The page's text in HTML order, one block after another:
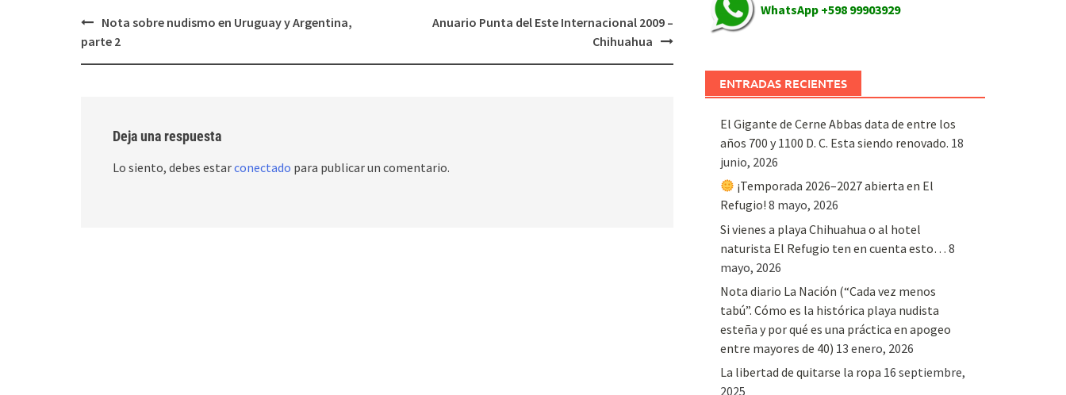
Post
navigation
Nota sobre nudismo en Uruguay y Argentina,
parte 2
Anuario Punta del Este Internacional 2009 –
Chihuahua
Deja una respuesta
Lo siento, debes estarconectado para publicar un comentario.
WhatsApp +598 99903929
ENTRADAS RECIENTES
El Gigante de Cerne Abbas data de entre los
años 700 y 1100 D. C. Esta siendo renovado. 18
junio, 2026
¡Temporada 2026–2027 abierta en El
Refugio! 8 mayo, 2026
Si vienes a playa Chihuahua o al hotel
naturista El Refugio ten en cuenta esto… 8
mayo, 2026
Nota diario La Nación (“Cada vez menos
tabú”. Cómo es la histórica playa nudista
esteña y por qué es una práctica en apogeo
entre mayores de 40) 13 enero, 2026
La libertad de quitarse la ropa 16 septiembre,
2025